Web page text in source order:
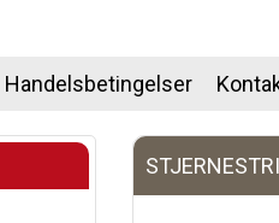
Handelsbetingelser